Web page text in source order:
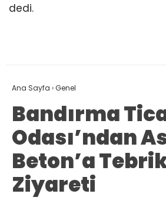
dedi.
Ana Sayfa ›Genel
Bandırma
Odası’ndan
Beton’a
Ziyareti